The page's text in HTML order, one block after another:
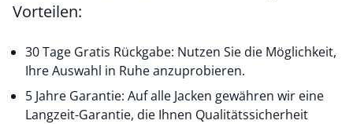
Vorteilen:
30 Tage Gratis Rückgabe: Nutzen Sie die Möglichkeit,
Ihre Auswahl in Ruhe anzuprobieren.
5 Jahre Garantie: Auf alle Jacken gewähren wir eine
Langzeit-Garantie, die Ihnen Qualitätssicherheit